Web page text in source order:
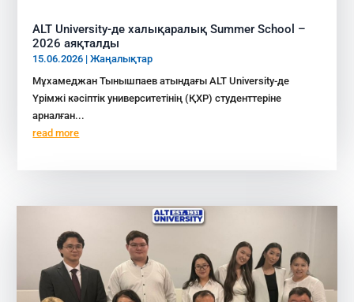
ALT University-де халықаралық Summer School –
2026 аяқталды
15.06.2026 |Жаңалықтар
Мұхамеджан Тынышпаев атындағы ALT University-де
Үрімжі кәсіптік университетінің (ҚХР) студенттеріне
арналған...
read more